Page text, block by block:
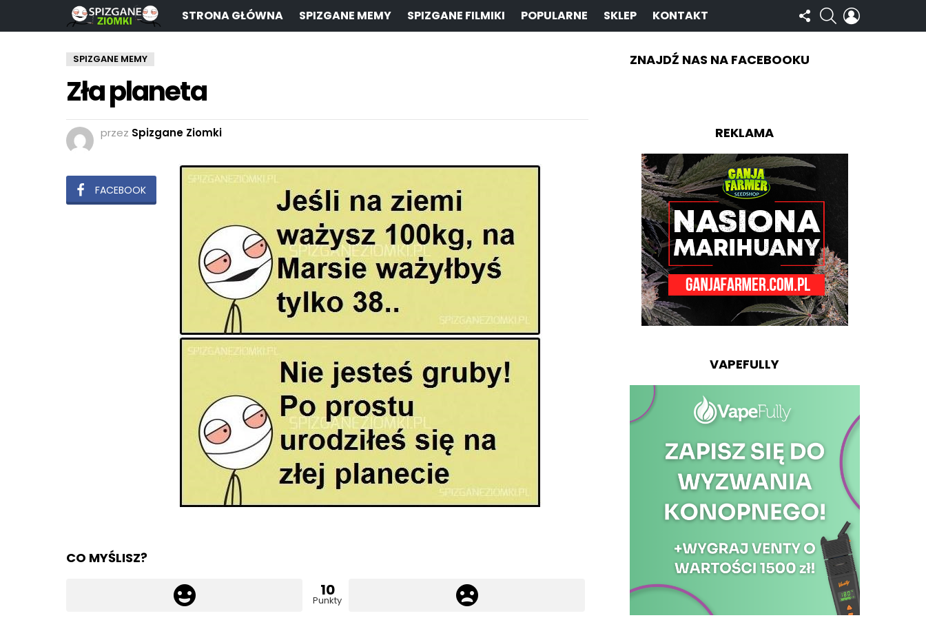
STRONA GŁÓWNA SPIZGANE MEMY SPIZGANE FILMIKI POPULARNE SKLEP KONTAKT
OBSERWUJ
NAS
SZUKAJ
SPIZGANE MEMY
Zła planeta
przez Spizgane Ziomki
FACEBOOK
CO MYŚLISZ?
10
Punkty
ZNAJDŹ NAS NA FACEBOOKU
REKLAMA
VAPEFULLY